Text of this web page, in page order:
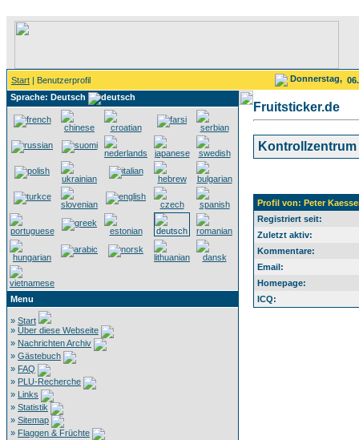
Start | Benutzerprofil Donnerstag,
Sprache: Deutsch
Menu
» Start
» Über diese Webseite
» Nachrichten Archiv
» Gästebuch
» FAQ
» PLU-Recherche
» Links
» Statistik
» Sitemap
» Flaggen & Früchte
Fruitsticker.de
Kontrollzentrum
Profil von: Peter
Registriert seit:
Zuletzt aktiv:
Kommentare:
Email:
Homepage:
ICQ: